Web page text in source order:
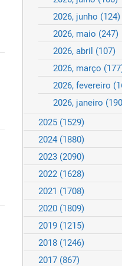
2026, junho (124)
2026, maio (247)
2026, abril (107)
2026, março
2026, fevereiro
2026, janeiro
2025 (1529)
2024 (1880)
2023 (2090)
2022 (1628)
2021 (1708)
2020 (1809)
2019 (1215)
2018 (1246)
2017 (867)